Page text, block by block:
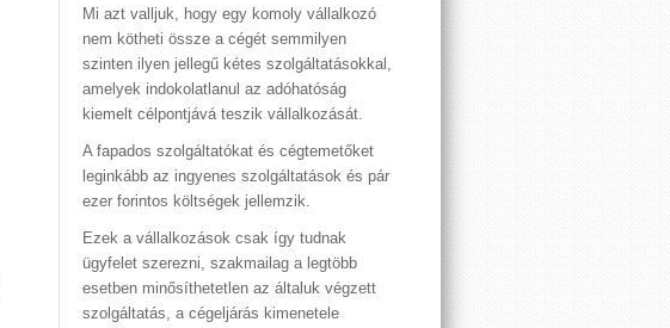
Mi azt valljuk, hogy egy komoly vállalkozó
nem kötheti össze a cégét semmilyen
szinten ilyen jellegű kétes szolgáltatásokkal,
amelyek indokolatlanul az adóhatóság
kiemelt célpontjává teszik vállalkozását.
A fapados szolgáltatókat és cégtemetőket
leginkább az ingyenes szolgáltatások és pár
ezer forintos költségek jellemzik.
Ezek a vállalkozások csak így tudnak
ügyfelet szerezni, szakmailag a legtöbb
esetben minősíthetetlen az általuk végzett
szolgáltatás, a cégeljárás kimenetele